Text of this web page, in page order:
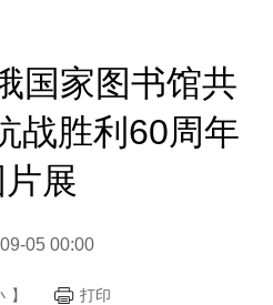
国家图书馆共
战胜利60周年
片展
05 00:00
】 打印